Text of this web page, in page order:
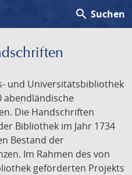
search Suchen
und Universitätsbibliothek
abendländische
Die Handschriften
Bibliothek im Jahr 1734
Bestand der
Im Rahmen des von
geförderten Projekts